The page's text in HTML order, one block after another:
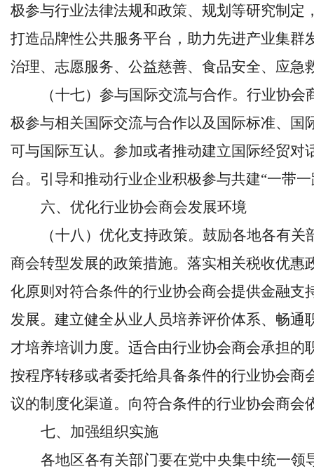
极参与行业法律法规和政策、规划等研究制定
打造品牌性公共服务平台，助力先进产业集群
治理、志愿服务、公益慈善、食品安全、应急
（十七）参与国际交流与合作。行业协
极参与相关国际交流与合作以及国际标准、国
可与国际互认。参加或者推动建立国际经贸对
台。引导和推动行业企业积极参与共建“一带
六、优化行业协会商会发展环境
（十八）优化支持政策。鼓励各地各有
商会转型发展的政策措施。落实相关税收优惠
化原则对符合条件的行业协会商会提供金融支
发展。建立健全从业人员培养评价体系、畅通
才培养培训力度。适合由行业协会商会承担的
按程序转移或者委托给具备条件的行业协会商
议的制度化渠道。向符合条件的行业协会商会
七、加强组织实施
各地区各有关部门要在党中央集中统一领